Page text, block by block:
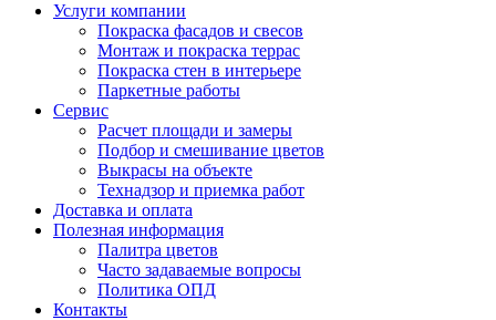
Услуги компании
Покраска фасадов и свесов
Монтаж и покраска террас
Покраска стен в интерьере
Паркетные работы
Сервис
Расчет площади и замеры
Подбор и смешивание цветов
Выкрасы на объекте
Технадзор и приемка работ
Доставка и оплата
Полезная информация
Палитра цветов
Часто задаваемые вопросы
Политика ОПД
Контакты